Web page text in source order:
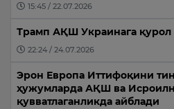
15:45 / 22.07.2026
Трамп АҚШ Украинага қурол
22:24 / 24.07.2026
Эрон Европа Иттифоқини
ҳужумларда АҚШ ва
қувватлаганликда айблади